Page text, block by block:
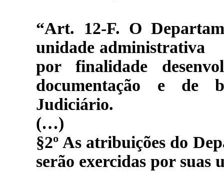
“Art. 12-F. O
unidade administrativa
por finalidade
documentação e de
Judiciário.
(…)
§2º As atribuições do
serão exercidas por